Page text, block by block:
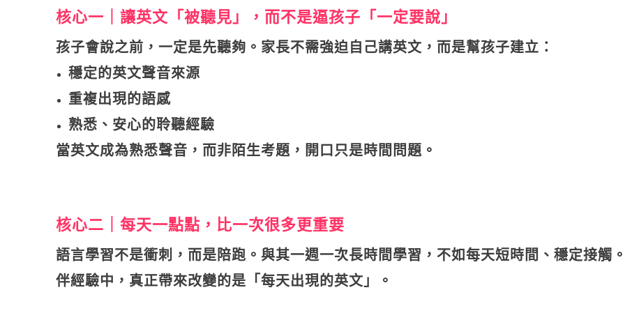
核心一｜讓英文「被聽見」，而不是逼孩子「一定要說」
孩子會說之前，一定是先聽夠。家長不需強迫自己講英文，而是幫孩子建立：
穩定的英文聲音來源
重複出現的語感
熟悉、安心的聆聽經驗
當英文成為熟悉聲音，而非陌生考題，開口只是時間問題。
核心二｜每天一點點，比一次很多更重要
語言學習不是衝刺，而是陪跑。與其一週一次長時間學習，不如每天短時間、穩定接觸
伴經驗中，真正帶來改變的是「每天出現的英文」。